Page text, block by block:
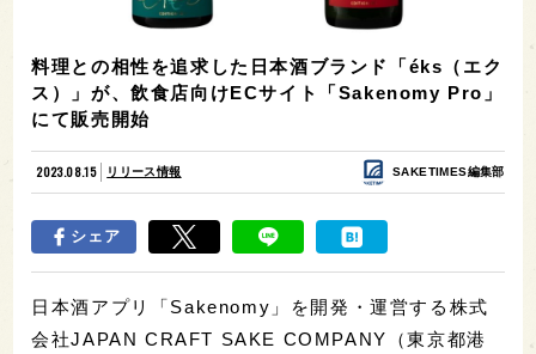
料理との相性を追求した日本酒ブランド「éks（エク
ス）」が、飲食店向けECサイト「Sakenomy Pro」
にて販売開始
2023.08.15 リリース情報 SAKETIMES編集部
シェア
日本酒アプリ「Sakenomy」を開発・運営する株式
会社JAPAN CRAFT SAKE COMPANY（東京都港